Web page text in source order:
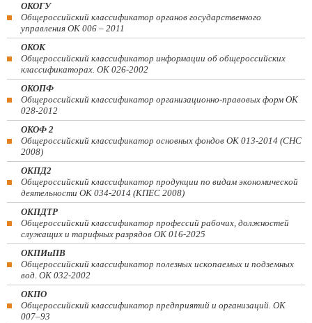
ОКОГУ
Общероссийский классификатор органов государственного
управления ОК 006 – 2011
ОКОК
Общероссийский классификатор информации об общероссийских
классификаторах. ОК 026-2002
ОКОПФ
Общероссийский классификатор организационно-правовых форм ОК
028-2012
ОКОФ 2
Общероссийский классификатор основных фондов ОК 013-2014 (СНС
2008)
ОКПД2
Общероссийский классификатор продукции по видам экономической
деятельности ОК 034-2014 (КПЕС 2008)
ОКПДТР
Общероссийский классификатор профессий рабочих, должностей
служащих и тарифных разрядов ОК 016-2025
ОКПИиПВ
Общероссийский классификатор полезных ископаемых и подземных
вод. ОК 032-2002
ОКПО
Общероссийский классификатор предприятий и организаций. ОК
007–93